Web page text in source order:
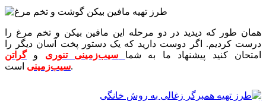
همان طور که دیدید در دو مرحله این مافین بیکن و تخم مرغ را
درست کردیم. اگر دوست دارید که یک دستور پخت آسان دیگر را
امتحان کنید پیشنهاد ما به شما
سیب‌زمینی تنوری وگراتن
سیب‌زمینیاست.